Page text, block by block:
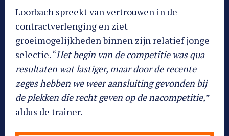
Loorbach spreekt van vertrouwen in de
contractverlenging en ziet
groeimogelijkheden binnen zijn relatief jonge
selectie. “Het begin van de competitie was qua
resultaten wat lastiger, maar door de recente
zeges hebben we weer aansluiting gevonden bij
de plekken die recht geven op de nacompetitie,”
aldus de trainer.